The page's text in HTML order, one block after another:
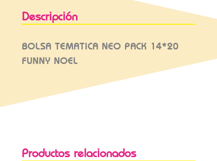
Descripción
BOLSA TEMATICA NEO PACK 14*20
FUNNY NOEL
Productos relacionados